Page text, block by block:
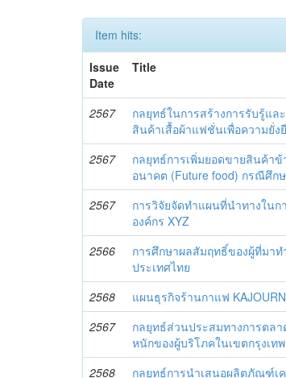
Item hits:
Issue
Date
Title
2567
กลยุทธ์ในการสร้างการรับรู้แ
สินค้าเสื้อผ้าแฟชั่นเพื่อความยั่ง
2567
กลยุทธ์การเพิ่มยอดขายสินค้า
อนาคต (Future food) กรณีศึก
2567
การวิจัยจัดทำแผนที่นำทางใน
องค์กร XYZ
2566
การศึกษาผลสัมฤทธิ์ของผู้ที่มา
ประเทศไทย
2568 แผนธุรกิจร้านกาแฟ
2567
กลยุทธ์ส่วนประสมทางการต
หนักของผู้บริโภคในเขตกรุงเท
2568 กลยุทธ์การนำเสนอผลิตภัณฑ์เ